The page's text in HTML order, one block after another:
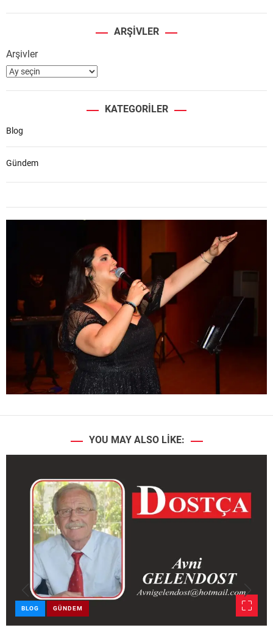
ARŞIVLER
Arşivler
KATEGORILER
Blog
Gündem
YOU MAY ALSO LIKE:
BLOG GÜNDEM